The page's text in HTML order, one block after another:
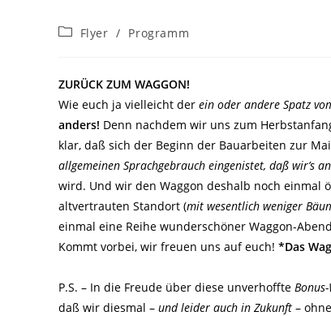
Beitrags-
Flyer / Programm
ZURÜCK ZUM WAGGON!
Wie euch ja vielleicht der ein oder andere Spatz
anders! Denn nachdem wir uns zum
klar, daß sich der Beginn der Bauarbeiten zur
allgemeinen Sprachgebrauch eingenistet, daß wir’s
wird. Und wir den Waggon deshalb noch einmal
altvertrauten Standort (mit wesentlich weniger
einmal eine Reihe wunderschöner Waggon-
Kommt vorbei, wir freuen uns auf euch! *Das
P.S. – In die Freude über diese unverhoffte
daß wir diesmal – und leider auch in Zukunft –